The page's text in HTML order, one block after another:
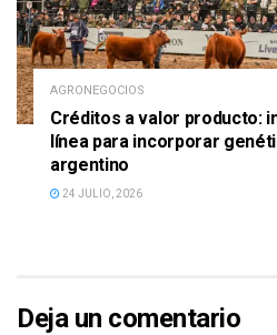
AGRONEGOCIOS
Créditos a valor producto:
línea para incorporar
argentino
24 JULIO, 2026
Deja un comentario